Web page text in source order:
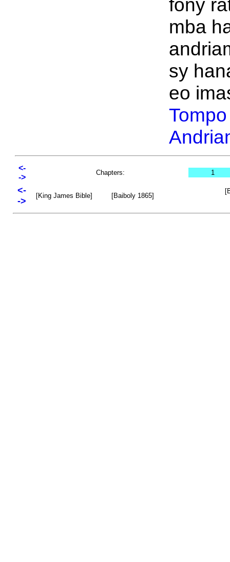
fony
mba
sy
eo
Tompo
<-
->
Chapters: 1
<-
->
[King James Bible] [Baiboly 1865]